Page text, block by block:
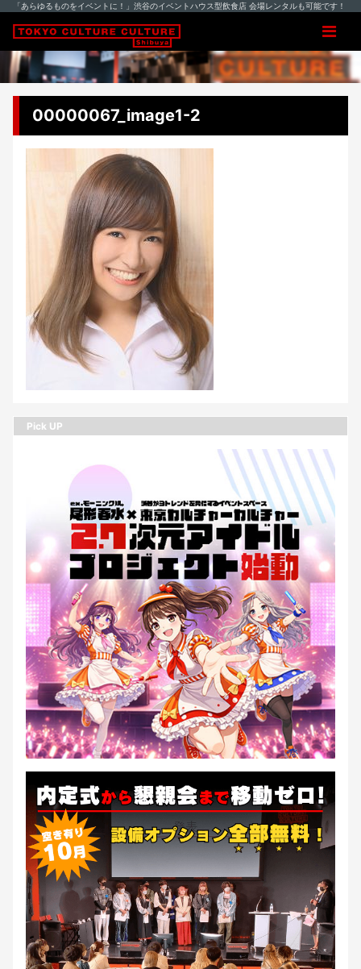
「あらゆるものをイベントに！」渋谷のイベントハウス型飲食店 会場レンタルも可能です！
00000067_image1-2
Pick UP